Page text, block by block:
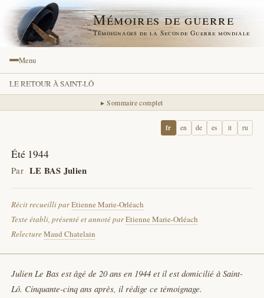
Mémoires de guerre
Témoignages de la Seconde Guerre mondiale
Menu
LE RETOUR À SAINT-LÔ
▸ Sommaire complet
fr en de es it ru
Été 1944
Par LE BAS Julien
Récit recueilli parEtienne Marie-Orléach
Texte établi, présenté et annoté parEtienne Marie-Orléach
RelectureMaud Chatelain
Julien Le Bas est âgé de 20 ans en 1944 et il est domicilié à Saint-
Lô. Cinquante-cinq ans après, il rédige ce témoignage.